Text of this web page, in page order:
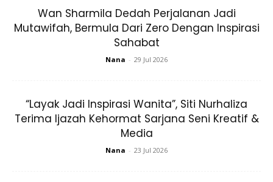
Ads
Padanan baju polos dan tudung polos (dengan tona warna
yang sama) menjadikan si pemakai kelihatan tinggi secara
visual. Bolehkah pakai baju bercorak dan tudung bercorak
Wan Sharmila Dedah Perjalanan Jadi
Mutawifah, Bermula Dari Zero Dengan Inspirasi
Sahabat
Nana - 29 Jul 2026
“Layak Jadi Inspirasi Wanita”, Siti Nurhaliza
Terima Ijazah Kehormat Sarjana Seni Kreatif &
Media
Nana - 23 Jul 2026